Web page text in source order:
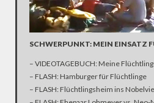
SCHWERPUNKT: MEIN EINSATZ
– VIDEOTAGEBUCH: Meine
– FLASH: Hamburger für Flüchtlinge
– FLASH: Flüchtlingsheim ins